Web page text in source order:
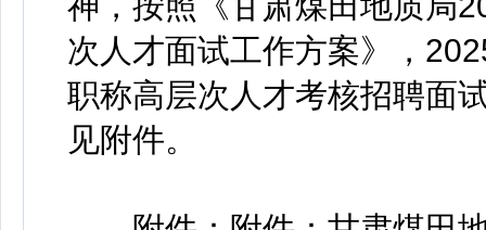
次人才面试工作方案》，
职称高层次人才考核招聘面
见附件。